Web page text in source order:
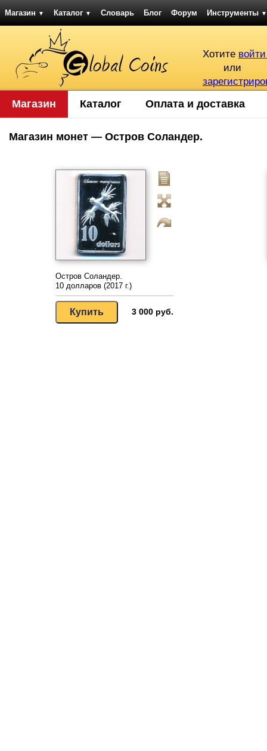
Магазин ▼ Каталог ▼ Словарь Блог Форум Инструменты ▼
Хотите
или
Магазин Каталог Оплата и доставка
Магазин монет — Остров Соландер.
Остров Соландер.
10 долларов (2017 г.)
3 000 руб.